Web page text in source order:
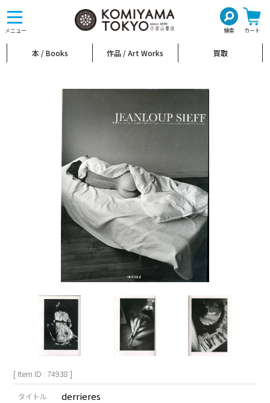
メニュー 検索 カート
toggle
navigation
本 / Books 作品 / Art Works 買取
[ Item ID : 74938 ]
タイトル derrieres